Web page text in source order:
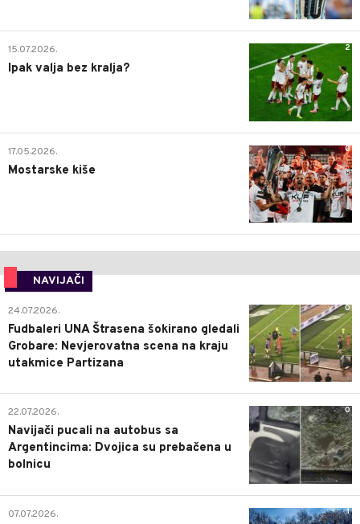
2
15.07.2026.
Ipak valja bez kralja?
0
17.05.2026.
Mostarske kiše
NAVIJAČI
0
24.07.2026.
Fudbaleri UNA Štrasena šokirano gledali
Grobare: Nevjerovatna scena na kraju
utakmice Partizana
0
22.07.2026.
Navijači pucali na autobus sa
Argentincima: Dvojica su prebačena u
bolnicu
1
07.07.2026.